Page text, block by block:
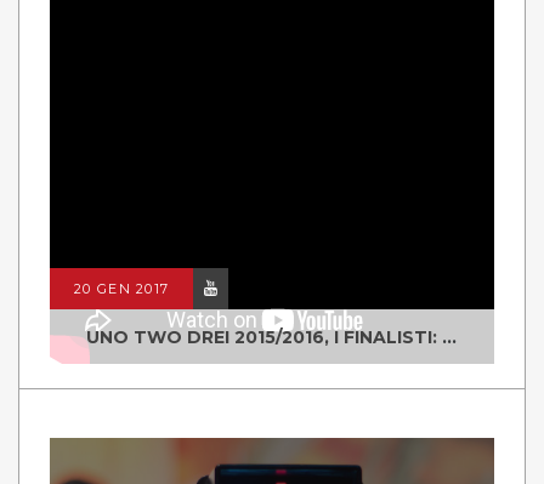
20 GEN 2017
UNO TWO DREI 2015/2016, I FINALISTI: CLASSE IV ALS ISTITUTO "DEGASPERI" BORGO VALSUGANA